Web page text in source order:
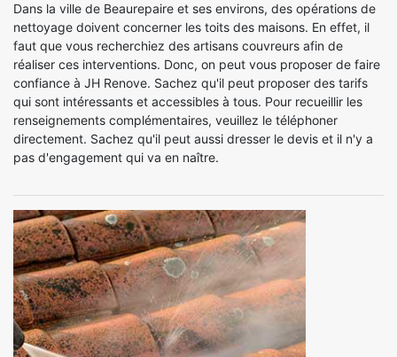
Dans la ville de Beaurepaire et ses environs, des opérations de
nettoyage doivent concerner les toits des maisons. En effet, il
faut que vous recherchiez des artisans couvreurs afin de
réaliser ces interventions. Donc, on peut vous proposer de faire
confiance à JH Renove. Sachez qu'il peut proposer des tarifs
qui sont intéressants et accessibles à tous. Pour recueillir les
renseignements complémentaires, veuillez le téléphoner
directement. Sachez qu'il peut aussi dresser le devis et il n'y a
pas d'engagement qui va en naître.